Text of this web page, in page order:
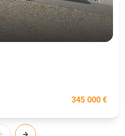
345 000 €